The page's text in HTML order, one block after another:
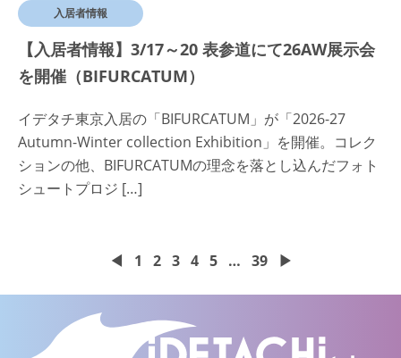
入居者情報
【入居者情報】3/17～20 表参道にて26AW展示会
を開催（BIFURCATUM）
イデタチ東京入居の「BIFURCATUM」が「2026-27
Autumn-Winter collection Exhibition」を開催。コレク
ションの他、BIFURCATUMの理念を落とし込んだフォト
シュートプロジ […]
◀ 1 2 3 4 5 … ▶
39